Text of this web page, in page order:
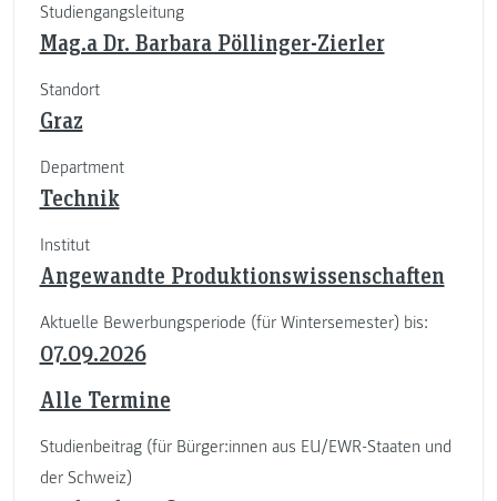
Studiengangsleitung
Mag.a Dr. Barbara Pöllinger-Zierler
Standort
Graz
Department
Technik
Institut
Angewandte Produktionswissenschaften
Aktuelle Bewerbungsperiode (für Wintersemester) bis:
07.09.2026
Alle Termine
Studienbeitrag (für Bürger:innen aus EU/EWR-Staaten und
der Schweiz)